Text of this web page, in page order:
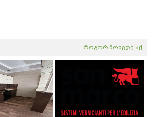
როგორ მოხვდე აქ